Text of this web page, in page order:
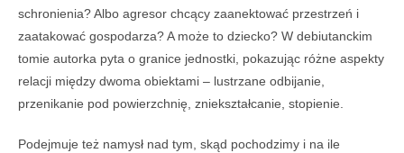
schronienia? Albo agresor chcący zaanektować przestrzeń i
zaatakować gospodarza? A może to dziecko? W debiutanckim
tomie autorka pyta o granice jednostki, pokazując różne aspekty
relacji między dwoma obiektami – lustrzane odbijanie,
przenikanie pod powierzchnię, zniekształcanie, stopienie.
Podejmuje też namysł nad tym, skąd pochodzimy i na ile